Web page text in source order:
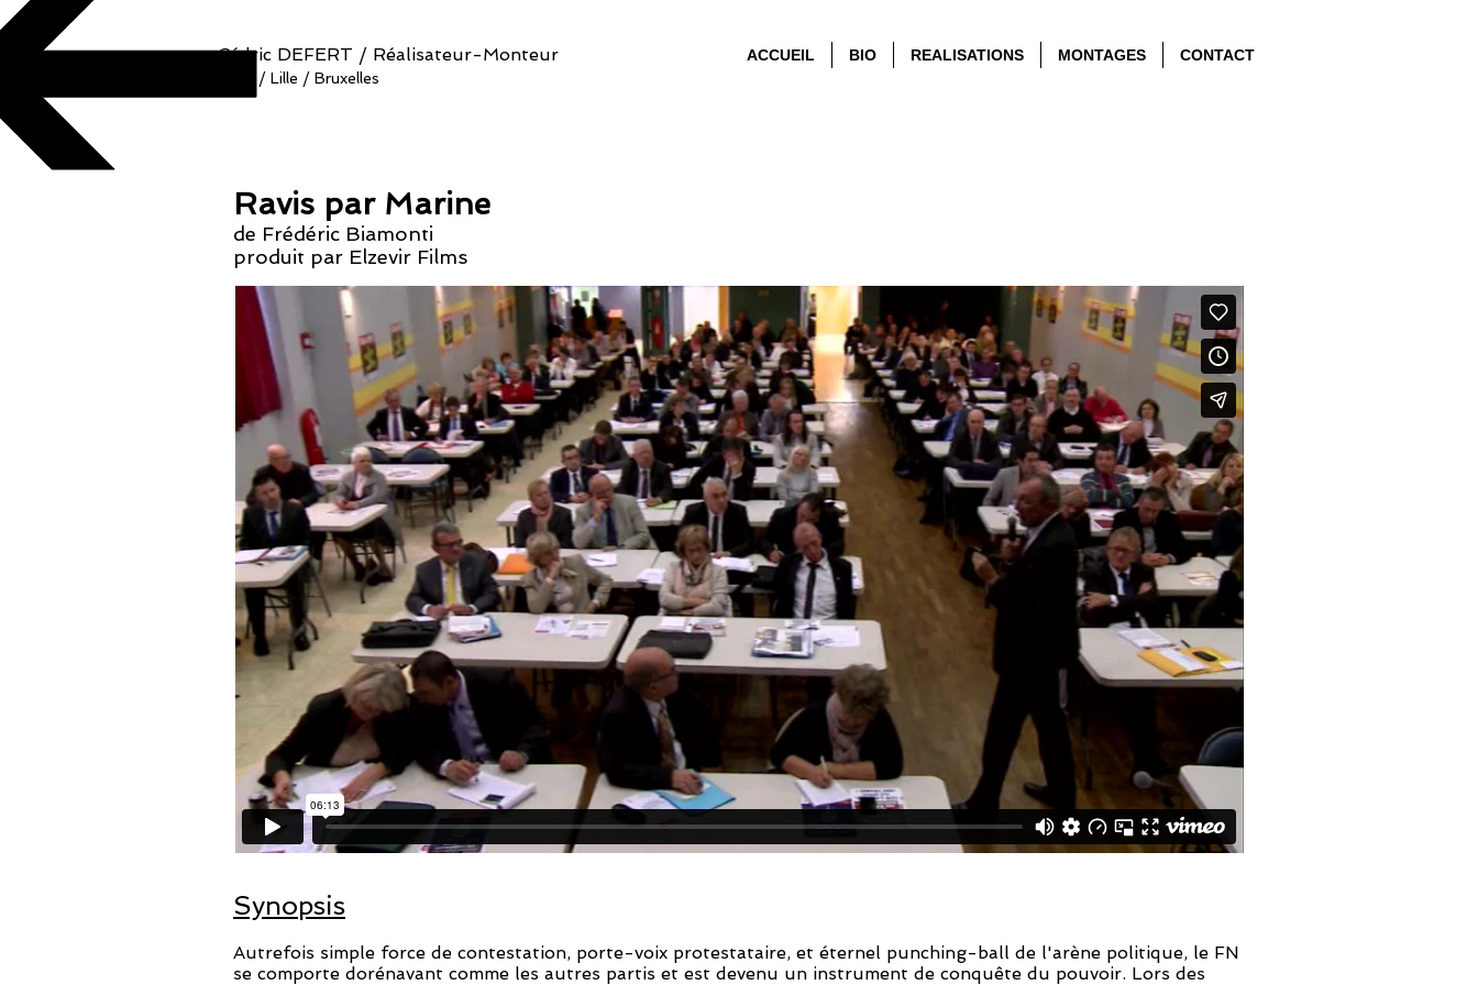
Cédric DEFERT / Réalisateur-Monteur ACCUEIL BIO REALISATIONS MONTAGES
CONTACT
Paris / Lille / Bruxelles
Ravis par Marine
de Frédéric Biamonti
produit par Elzevir Films
Synopsis
Autrefois simple force de contestation, porte-voix protestataire, et éternel punching-ball de l'arène politique, le FN
se comporte dorénavant comme les autres partis et est devenu un instrument de conquête du pouvoir. Lors des